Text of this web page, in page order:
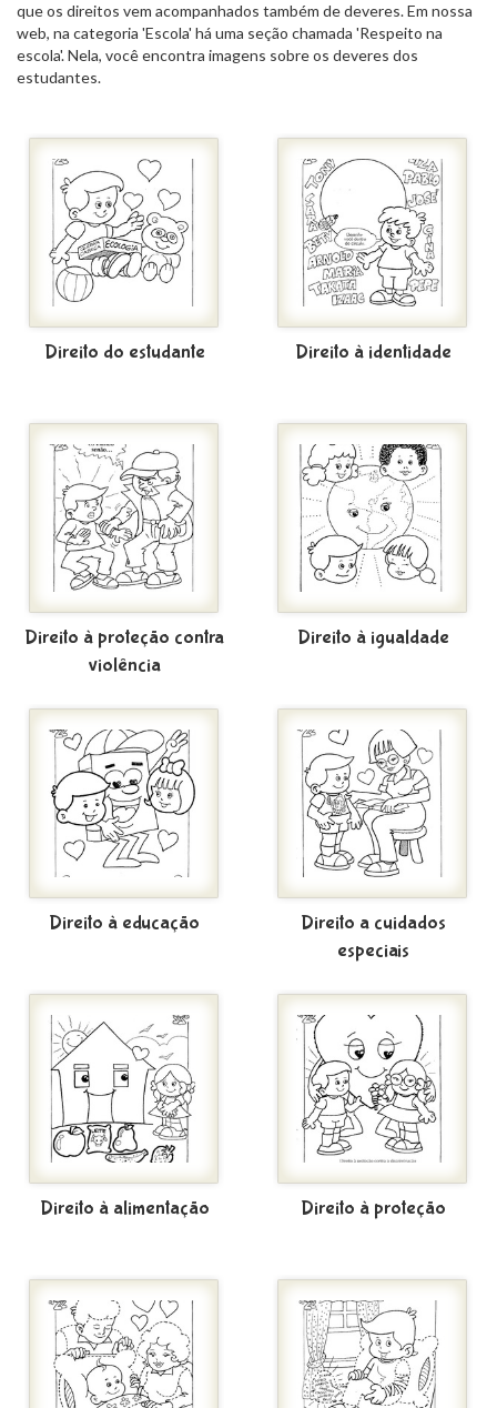
que os direitos vem acompanhados também de deveres. Em nossa
web, na categoria 'Escola' há uma seção chamada 'Respeito na
escola'. Nela, você encontra imagens sobre os deveres dos
estudantes.
Direito do estudante Direito à identidade
Direito à proteção contra
violência
Direito à igualdade
Direito à educação
Direito a cuidados
especiais
Direito à alimentação Direito à proteção